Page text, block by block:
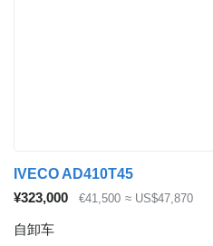
IVECO AD410T45
¥323,000
€41,500 ≈ US$47,870
自卸车